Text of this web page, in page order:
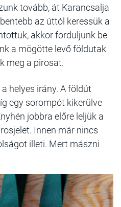
tovább, át Karancsalja
az úttól keressük a
akkor forduljunk be
a mögötte levő földutak
meg a pirosat.
helyes irány. A földút
egy sorompót kikerülve
jobbra előre leljük a
Innen már nincs
illeti. Mert mászni